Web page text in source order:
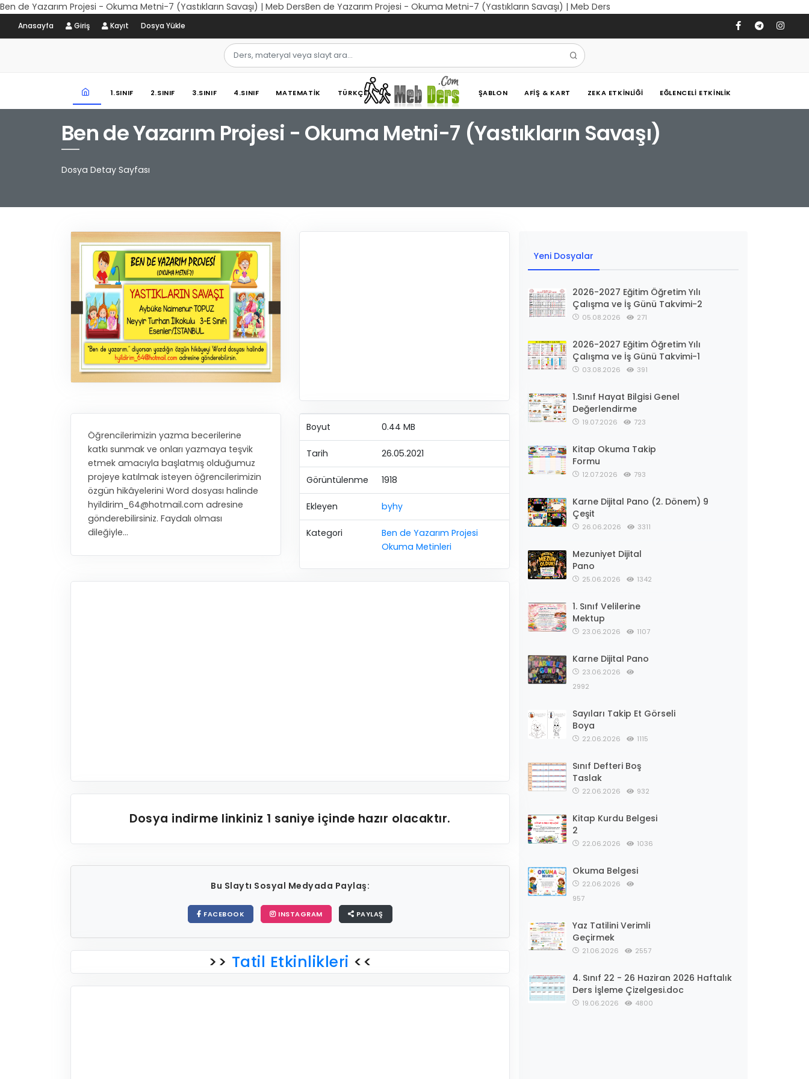
Ben de Yazarım Projesi - Okuma Metni-7 (Yastıkların Savaşı) | Meb DersBen de Yazarım Projesi - Okuma Metni-7 (Yastıkların Savaşı) | Meb Ders
Anasayfa Giriş Kayıt Dosya Yükle
1.SINIF 2.SINIF 3.SINIF 4.SINIF MATEMATIK TÜRKÇE ŞABLON AFIŞ & KART ZEKA ETKINLIĞI EĞLENCELI ETKINLIK
Ben de Yazarım Projesi - Okuma Metni-7 (Yastıkların Savaşı)
Dosya Detay Sayfası
Öğrencilerimizin yazma becerilerine
katkı sunmak ve onları yazmaya teşvik
etmek amacıyla başlatmış olduğumuz
projeye katılmak isteyen öğrencilerimizin
özgün hikâyelerini Word dosyası halinde
hyildirim_64@hotmail.com adresine
gönderebilirsiniz. Faydalı olması
dileğiyle...
Boyut 0.44 MB
Tarih 26.05.2021
Görüntülenme 1918
Ekleyen byhy
Kategori
Ben de Yazarım Projesi
Okuma Metinleri
Dosya indirme linkiniz 1 saniye içinde hazır olacaktır.
Bu Slaytı Sosyal Medyada Paylaş:
FACEBOOK INSTAGRAM PAYLAŞ
>> Tatil Etkinlikleri <<
Yeni Dosyalar
2026-2027 Eğitim Öğretim Yılı
Çalışma ve İş Günü Takvimi-2
05.08.2026 271
2026-2027 Eğitim Öğretim Yılı
Çalışma ve İş Günü Takvimi-1
03.08.2026 391
1.Sınıf Hayat Bilgisi Genel
Değerlendirme
19.07.2026 723
Kitap Okuma Takip
Formu
12.07.2026 793
Karne Dijital Pano (2. Dönem) 9
Çeşit
26.06.2026 3311
Mezuniyet Dijital
Pano
25.06.2026 1342
1. Sınıf Velilerine
Mektup
23.06.2026 1107
Karne Dijital Pano
23.06.2026
2992
Sayıları Takip Et Görseli
Boya
22.06.2026 1115
Sınıf Defteri Boş
Taslak
22.06.2026 932
Kitap Kurdu Belgesi
2
22.06.2026 1036
Okuma Belgesi
22.06.2026
957
Yaz Tatilini Verimli
Geçirmek
21.06.2026 2557
4. Sınıf 22 - 26 Haziran 2026 Haftalık
Ders İşleme Çizelgesi.doc
19.06.2026 4800